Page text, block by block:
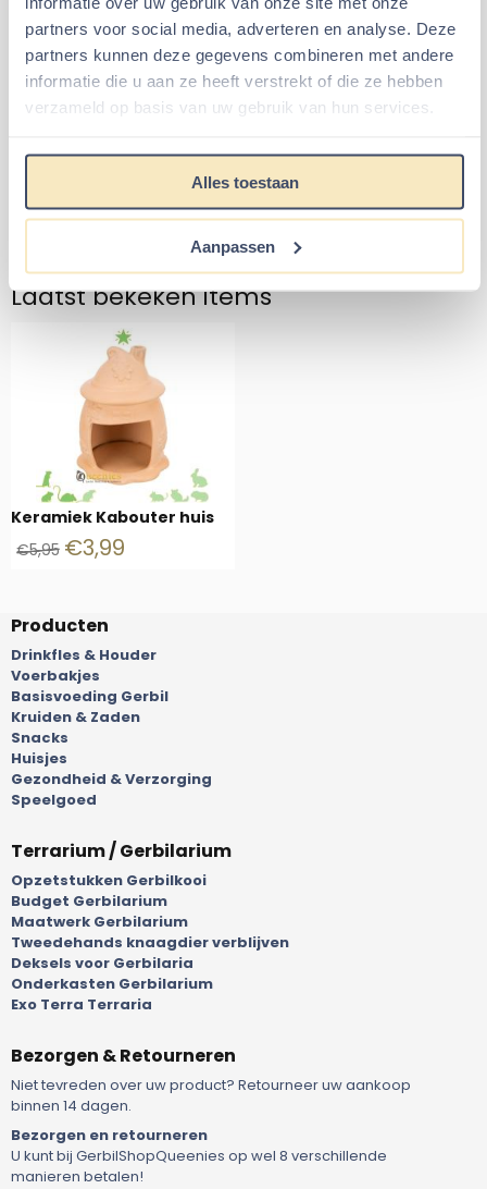
partners voor social media, adverteren en analyse. Deze
partners kunnen deze gegevens combineren met andere
informatie die u aan ze heeft verstrekt of die ze hebben
verzameld op basis van uw gebruik van hun services.
Alles toestaan
Aanpassen
Knaagdierhuis Hamster
Keramiek Groen
Tijdelijk uitverkocht
Ice Pod voor
knaagdieren - Koelschijf
Aantal kiezen voor Ice Pod
In winkelmand
Laatst bekeken items
Keramiek Kabouter huis
€5,95 €3,99
Producten
Drinkfles & Houder
Voerbakjes
Basisvoeding Gerbil
Kruiden & Zaden
Snacks
Huisjes
Gezondheid & Verzorging
Speelgoed
Terrarium / Gerbilarium
Opzetstukken Gerbilkooi
Budget Gerbilarium
Maatwerk Gerbilarium
Tweedehands knaagdier verblijven
Deksels voor Gerbilaria
Onderkasten Gerbilarium
Exo Terra Terraria
Bezorgen & Retourneren
Niet tevreden over uw product? Retourneer uw aankoop
binnen 14 dagen.
Bezorgen en retourneren
U kunt bij GerbilShopQueenies op wel 8 verschillende
manieren betalen!